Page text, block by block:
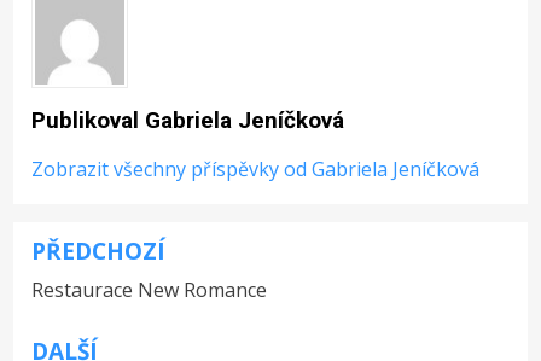
Publikoval Gabriela Jeníčková
Zobrazit všechny příspěvky od Gabriela Jeníčková
Navigace
pro
příspěvek
PŘEDCHOZÍ
Restaurace New Romance
DALŠÍ